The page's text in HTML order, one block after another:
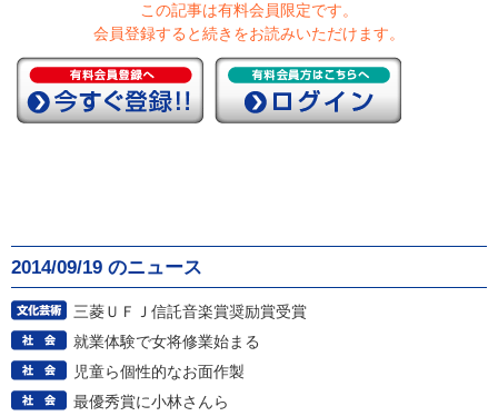
この記事は有料会員限定です。
会員登録すると続きをお読みいただけます。
2014/09/19 のニュース
三菱ＵＦＪ信託音楽賞奨励賞受賞
就業体験で女将修業始まる
児童ら個性的なお面作製
最優秀賞に小林さんら